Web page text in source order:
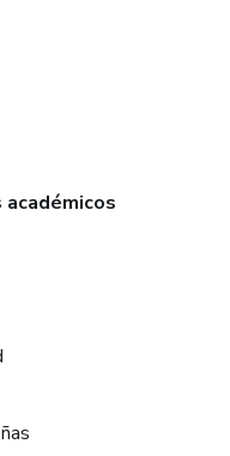
académicos